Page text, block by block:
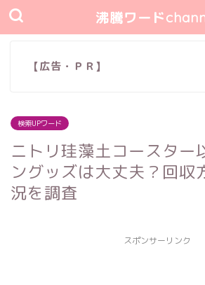
沸騰ワード
【広告・ＰＲ】
検索UPワード
ニトリ珪藻土コースター
ングッズは大丈夫？回収
況を調査
スポンサーリンク